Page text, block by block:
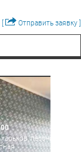
Отправить заявку ]
песочин,